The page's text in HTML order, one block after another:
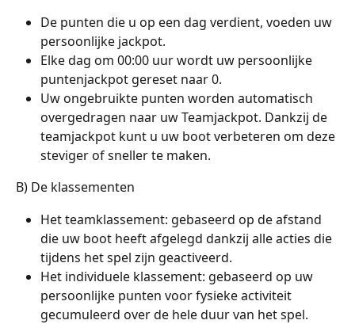
De punten die u op een dag verdient, voeden uw
persoonlijke jackpot.
Elke dag om 00:00 uur wordt uw persoonlijke
puntenjackpot gereset naar 0.
Uw ongebruikte punten worden automatisch
overgedragen naar uw Teamjackpot. Dankzij de
teamjackpot kunt u uw boot verbeteren om deze
steviger of sneller te maken.
B) De klassementen
Het teamklassement: gebaseerd op de afstand
die uw boot heeft afgelegd dankzij alle acties die
tijdens het spel zijn geactiveerd.
Het individuele klassement: gebaseerd op uw
persoonlijke punten voor fysieke activiteit
gecumuleerd over de hele duur van het spel.